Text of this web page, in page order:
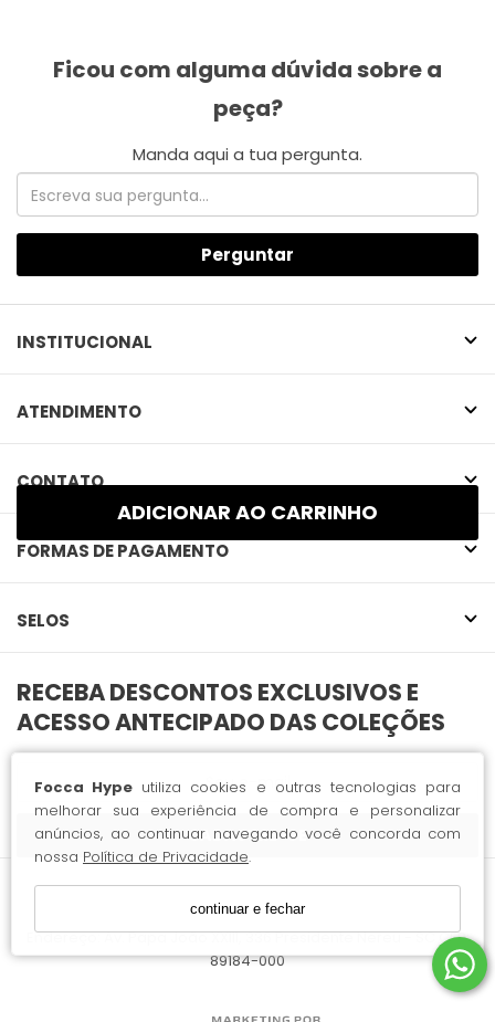
Focca Hype utiliza cookies e outras tecnologias para
melhorar sua experiência de compra e personalizar
anúncios, ao continuar navegando você concorda com
nossa Política de Privacidade.
continuar e fechar
Perguntar
INSTITUCIONAL
ATENDIMENTO
CONTATO
FORMAS DE PAGAMENTO
SELOS
CADASTRE-SE
Focca Hype LTDA / CNPJ: 63.382.427/0001-11
Endereço: Av. Papa João XXIII, 336 Presidente Nereu - SC CEP:
89184-000